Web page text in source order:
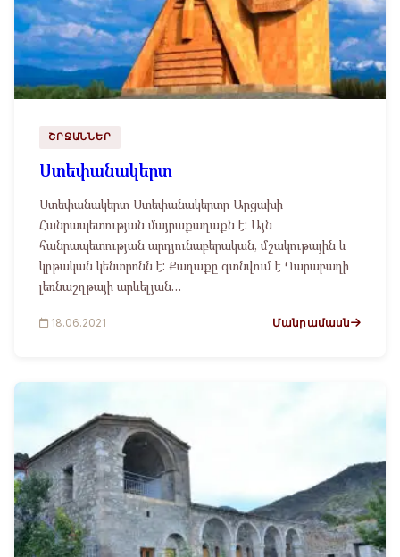
ՇՐՋԱՆՆԵՐ
Ստեփանակերտ
Ստեփանակերտ Ստեփանակերտը Արցախի
Հանրապետության մայրաքաղաքն է: Այն
հանրապետության արդյունաբերական, մշակութային և
կրթական կենտրոնն է: Քաղաքը գտնվում է Ղարաբաղի
լեռնաշղթայի արևելյան…
18.06.2021 Մանրամասն